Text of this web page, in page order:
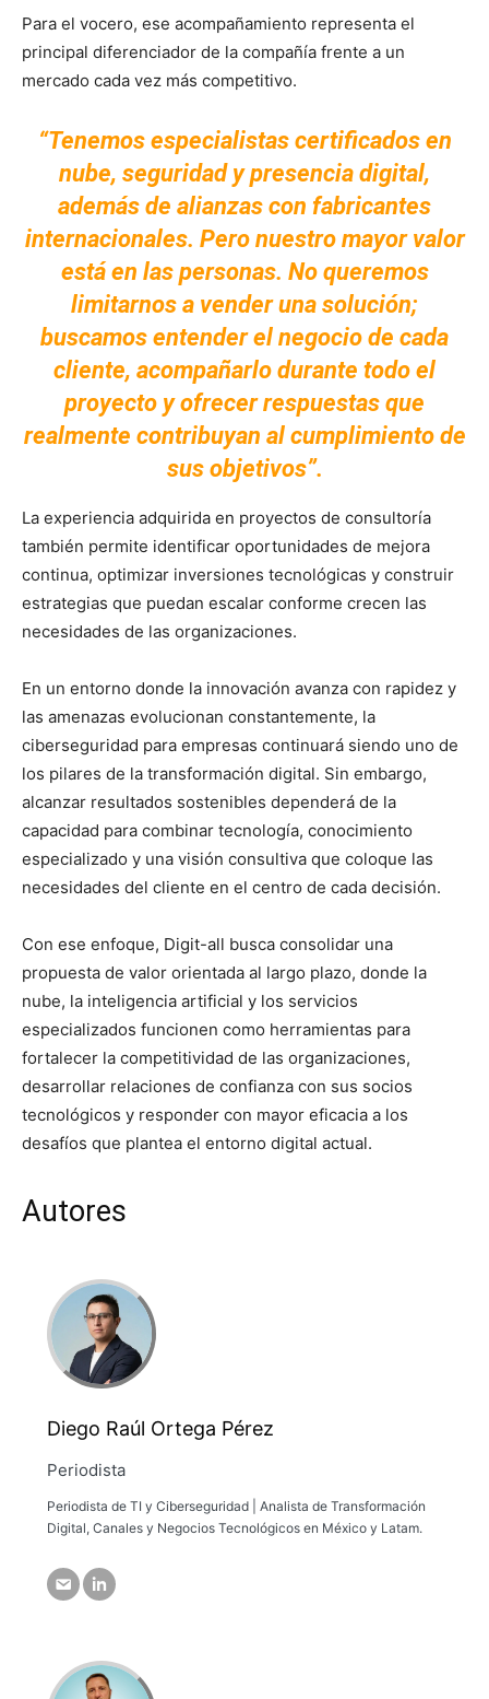
Para el vocero, ese acompañamiento representa el
principal diferenciador de la compañía frente a un
mercado cada vez más competitivo.
“Tenemos especialistas certificados en
nube, seguridad y presencia digital,
además de alianzas con fabricantes
internacionales. Pero nuestro mayor valor
está en las personas. No queremos
limitarnos a vender una solución;
buscamos entender el negocio de cada
cliente, acompañarlo durante todo el
proyecto y ofrecer respuestas que
realmente contribuyan al cumplimiento de
sus objetivos”.
La experiencia adquirida en proyectos de consultoría
también permite identificar oportunidades de mejora
continua, optimizar inversiones tecnológicas y construir
estrategias que puedan escalar conforme crecen las
necesidades de las organizaciones.
En un entorno donde la innovación avanza con rapidez y
las amenazas evolucionan constantemente, la
ciberseguridad para empresas continuará siendo uno de
los pilares de la transformación digital. Sin embargo,
alcanzar resultados sostenibles dependerá de la
capacidad para combinar tecnología, conocimiento
especializado y una visión consultiva que coloque las
necesidades del cliente en el centro de cada decisión.
Con ese enfoque, Digit-all busca consolidar una
propuesta de valor orientada al largo plazo, donde la
nube, la inteligencia artificial y los servicios
especializados funcionen como herramientas para
fortalecer la competitividad de las organizaciones,
desarrollar relaciones de confianza con sus socios
tecnológicos y responder con mayor eficacia a los
desafíos que plantea el entorno digital actual.
Autores
Diego Raúl Ortega Pérez
Periodista
Periodista de TI y Ciberseguridad | Analista de Transformación
Digital, Canales y Negocios Tecnológicos en México y Latam.